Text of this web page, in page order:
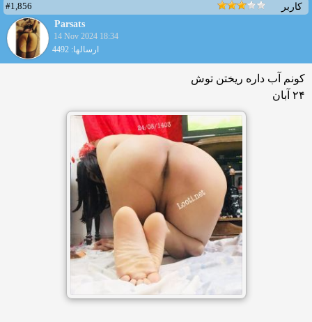
کاربر
#1,856
Parsats
14 Nov 2024 18:34
ارسالها: 4492
کونم آب داره ریختن توش
۲۴ آبان